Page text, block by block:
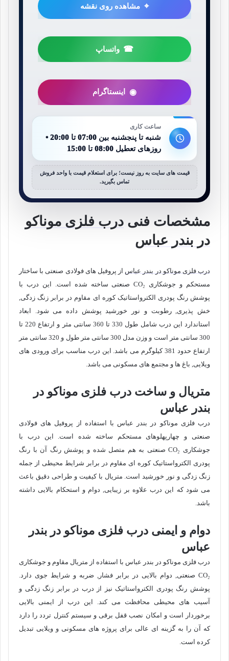
مشاهده روی نقشه
واتساپ
اینستاگرام
ساعت کاری
شنبه تا پنجشنبه بین 07:00 تا 20:00 •
روزهای تعطیل 08:00 تا 15:00
قیمت های سایت به روز نیست؛ برای استعلام قیمت با واحد فروش
تماس بگیرید.
مشخصات فنی درب فلزی موناکو
در بندر عباس
درب فلزی موناکو در بندر عباس از پروفیل های فولادی صنعتی با ساختار
مستحکم و جوشکاری CO₂ صنعتی ساخته شده است. این درب با
پوشش رنگ پودری الکترواستاتیک کوره ای مقاوم در برابر زنگ زدگی,
خش پذیری, رطوبت و نور خورشید پوشش داده می شود. ابعاد
استاندارد این درب شامل طول 330 تا 360 سانتی مثر و ارتفاع 220 تا
300 سانتی متر است و وزن مدل 300 سانتی متر طول و 320 سانتی متر
ارتفاع حدود 381 کیلوگرم می باشد. این درب مناسب برای ورودی های
ویلایی, باغ ها و مجتمع های مسکونی می باشد.
متریال و ساخت درب فلزی موناکو در
بندر عباس
درب فلزی موناکو در بندر عباس با استفاده از پروفیل های فولادی
صنعتی و چهارپهلوهای مستحکم ساخته شده است. این درب با
جوشکاری CO₂ صنعتی به هم متصل شده و پوشش رنگ آن با رنگ
پودری الکترواستاتیک کوره ای مقاوم در برابر شرایط محیطی از جمله
زنگ زدگی و نور خورشید است. متریال با کیفیت و طراحی دقیق باعث
می شود که این درب علاوه بر زیبایی, دوام و استحکام بالایی داشته
باشد.
دوام و ایمنی درب فلزی موناکو در بندر
عباس
درب فلزی موناکو در بندر عباس با استفاده از متریال مقاوم و جوشکاری
CO₂ صنعتی, دوام بالایی در برابر فشار, ضربه و شرایط جوی دارد.
پوشش رنگ پودری الکترواستاتیک نیز از درب در برابر زنگ زدگی و
آسیب های محیطی محافظت می کند. این درب از ایمنی بالایی
برخوردار است و امکان نصب قفل برقی و سیستم کنترل تردد را دارد
که آن را به گزینه ای عالی برای پروژه های مسکونی و ویلایی تبدیل
کرده است.